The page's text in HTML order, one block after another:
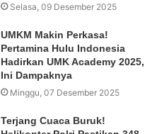
Selasa, 09 Desember 2025
UMKM Makin Perkasa!
Pertamina Hulu Indonesia
Hadirkan UMK Academy 2025,
Ini Dampaknya
Minggu, 07 Desember 2025
Terjang Cuaca Buruk!